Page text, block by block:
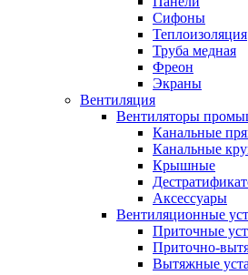
Сифоны
Теплоизоляция
Труба медная
Фреон
Экраны
Вентиляция
Вентиляторы
Канальные
Канальные
Крышные
Аксессуары
Вентиляционные
Приточные
Приточно-
Вытяжные